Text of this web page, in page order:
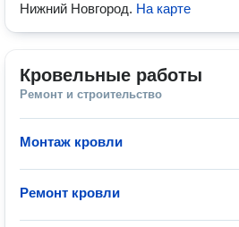
Нижний Новгород. На карте
Кровельные работы
Ремонт и строительство
Монтаж кровли
Ремонт кровли